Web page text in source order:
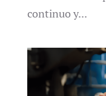
continuo y...